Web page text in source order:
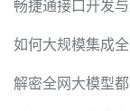
畅捷通接口开发
如何大规模集成
解密全网大模型